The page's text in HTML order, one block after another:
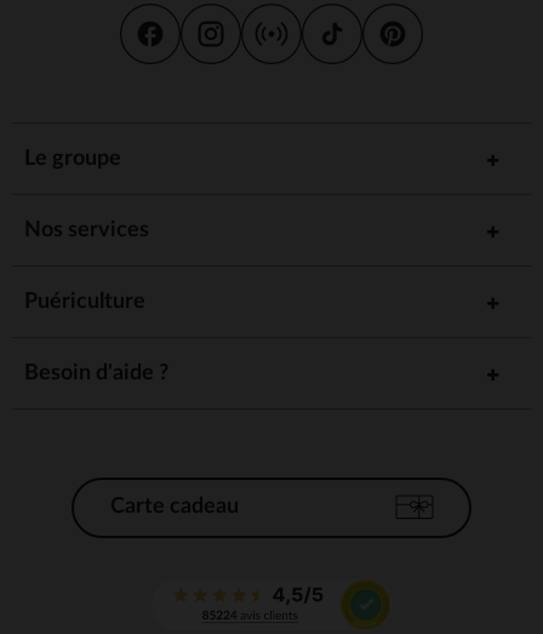
Le groupe
Nos services
Puériculture
Besoin d'aide ?
Carte cadeau